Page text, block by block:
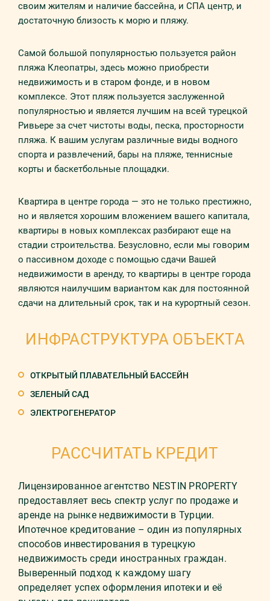
своим жителям и наличие бассейна, и СПА центр, и
достаточную близость к морю и пляжу.
Самой большой популярностью пользуется район
пляжа Клеопатры, здесь можно приобрести
недвижимость и в старом фонде, и в новом
комплексе. Этот пляж пользуется заслуженной
популярностью и является лучшим на всей турецкой
Ривьере за счет чистоты воды, песка, просторности
пляжа. К вашим услугам различные виды водного
спорта и развлечений, бары на пляже, теннисные
корты и баскетбольные площадки.
Квартира в центре города — это не только престижно,
но и является хорошим вложением вашего капитала,
квартиры в новых комплексах разбирают еще на
стадии строительства. Безусловно, если мы говорим
о пассивном доходе с помощью сдачи Вашей
недвижимости в аренду, то квартиры в центре города
являются наилучшим вариантом как для постоянной
сдачи на длительный срок, так и на курортный сезон.
ИНФРАСТРУКТУРА ОБЪЕКТА
ОТКРЫТЫЙ ПЛАВАТЕЛЬНЫЙ БАССЕЙН
ЗЕЛЕНЫЙ САД
ЭЛЕКТРОГЕНЕРАТОР
РАССЧИТАТЬ КРЕДИТ
Лицензированное агентство NESTIN PROPERTY
предоставляет весь спектр услуг по продаже и
аренде на рынке недвижимости в Турции.
Ипотечное кредитование – один из популярных
способов инвестирования в турецкую
недвижимость среди иностранных граждан.
Выверенный подход к каждому шагу
определяет успех оформления ипотеки и её